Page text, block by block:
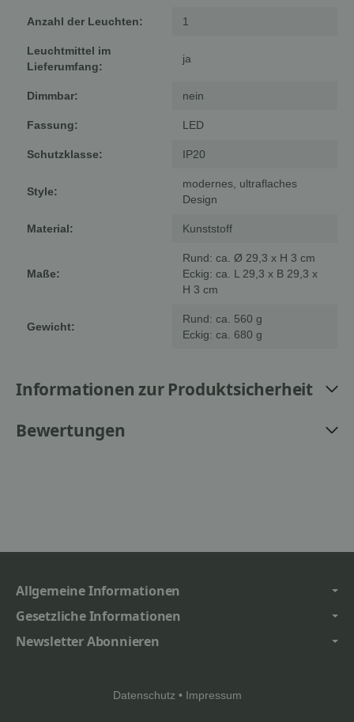
Anzahl der Leuchten: 1
Leuchtmittel im
Lieferumfang:
ja
Dimmbar: nein
Fassung: LED
Schutzklasse: IP20
Style:
modernes, ultraflaches
Design
Material: Kunststoff
Maße:
Rund: ca. Ø 29,3 x H 3 cm
Eckig: ca. L 29,3 x B 29,3 x
H 3 cm
Gewicht:
Rund: ca. 560 g
Eckig: ca. 680 g
Informationen zur Produktsicherheit
Bewertungen
Allgemeine Informationen
Gesetzliche Informationen
Newsletter Abonnieren
Datenschutz • Impressum